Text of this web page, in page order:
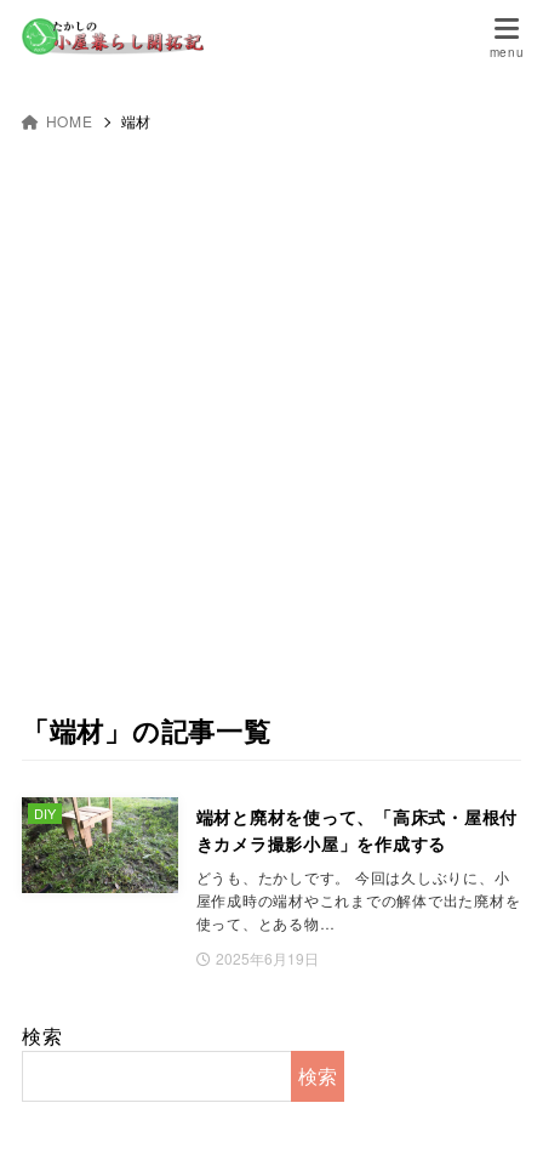
HOME 端材
「端材」の記事一覧
端材と廃材を使って、「高床式・屋根付
きカメラ撮影小屋」を作成する
どうも、たかしです。 今回は久しぶりに、小
屋作成時の端材やこれまでの解体で出た廃材を
使って、とある物…
2025年6月19日
DIY
検索
検索